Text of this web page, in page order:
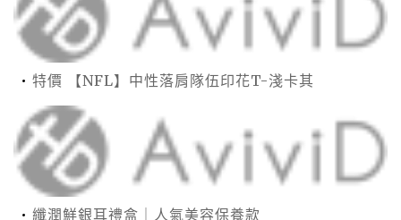
特價 【NFL】中性落肩隊伍印花T-淺卡其
纖潤鮮銀耳禮盒｜人氣美容保養款